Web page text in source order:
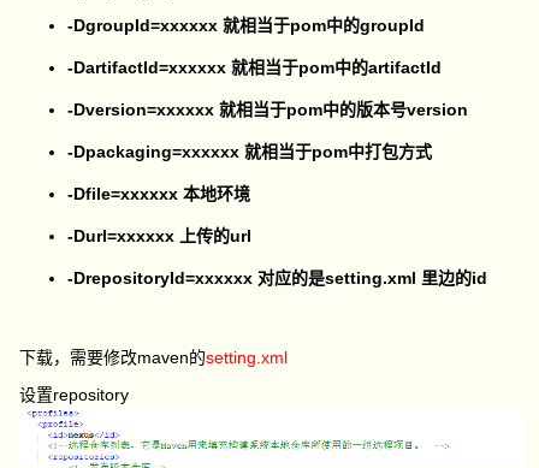
-DgroupId=xxxxxx 就相当于pom中的groupId
-DartifactId=xxxxxx 就相当于pom中的artifactId
-Dversion=xxxxxx 就相当于pom中的版本号version
-Dpackaging=xxxxxx 就相当于pom中打包方式
-Dfile=xxxxxx 本地环境
-Durl=xxxxxx 上传的url
-DrepositoryId=xxxxxx 对应的是setting.xml 里边的id
下载，需要修改maven的setting.xml
设置repository